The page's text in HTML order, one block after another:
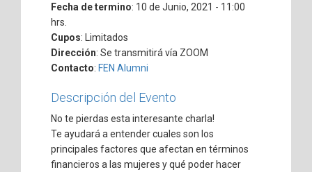
Fecha de termino: 10 de Junio, 2021 - 11:00
hrs.
Cupos: Limitados
Dirección: Se transmitirá vía ZOOM
Contacto: FEN Alumni
Descripción del Evento
No te pierdas esta interesante charla!
Te ayudará a entender cuales son los
principales factores que afectan en términos
financieros a las mujeres y qué poder hacer